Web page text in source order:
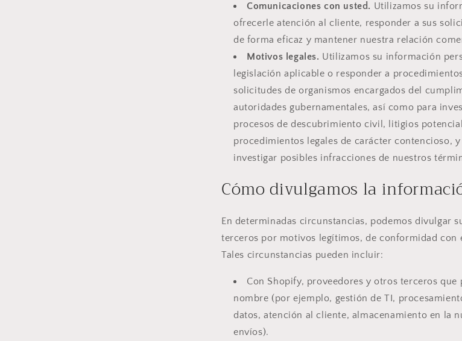
Comunicaciones con usted. Utilizamos su
ofrecerle atención al cliente, responder a sus
de forma eficaz y mantener nuestra relación
Motivos legales. Utilizamos su información
legislación aplicable o responder a
solicitudes de organismos encargados del
autoridades gubernamentales, así como para
procesos de descubrimiento civil, litigios
procedimientos legales de carácter contencioso,
investigar posibles infracciones de nuestros
Cómo divulgamos la
En determinadas circunstancias, podemos divulgar
terceros por motivos legítimos, de conformidad con
Tales circunstancias pueden incluir:
Con Shopify, proveedores y otros terceros que
nombre (por ejemplo, gestión de TI,
datos, atención al cliente, almacenamiento en la
envíos).